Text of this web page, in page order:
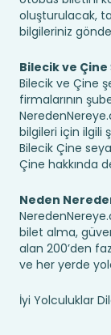
oluşturulacak,
bilgileriniz
Bilecik ve
Bilecik ve Çine
firmalarının
bilgileri için ilgili
Bilecik Çine
Çine hakkında
Neden
bilet alma,
alan 200’den
ve her yerde
İyi Yolculuklar